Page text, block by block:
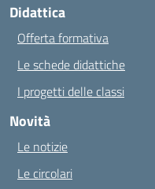
Didattica
Offerta formativa
Le schede didattiche
I progetti delle classi
Novità
Le notizie
Le circolari